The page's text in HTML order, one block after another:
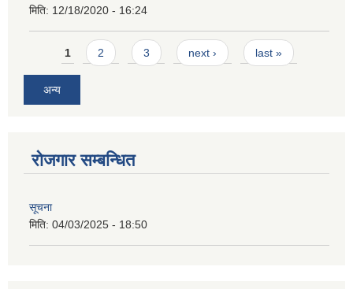
मिति: 12/18/2020 - 16:24
Pages
1 2 3 next › last »
अन्य
रोजगार सम्बन्धित
सूचना
मिति: 04/03/2025 - 18:50